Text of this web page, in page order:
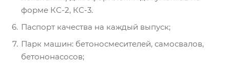
форме КС-2, КС-3.
Паспорт качества на каждый выпуск;
Парк машин: бетоносмесителей, самосвалов,
бетононасосов;